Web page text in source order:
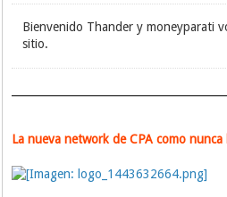
Bienvenido Thander y moneyparati
sitio.
La nueva network de CPA como